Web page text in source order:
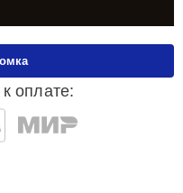
оплате: